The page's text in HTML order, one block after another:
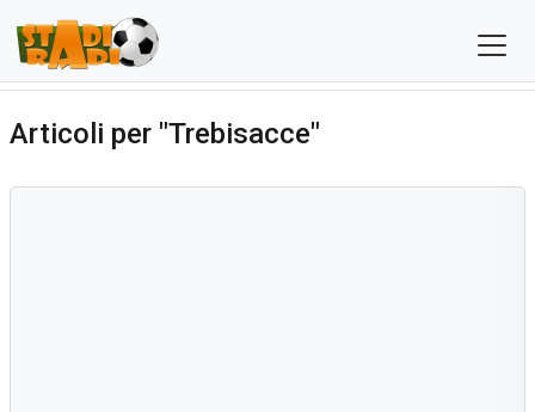
Articoli per "Trebisacce"